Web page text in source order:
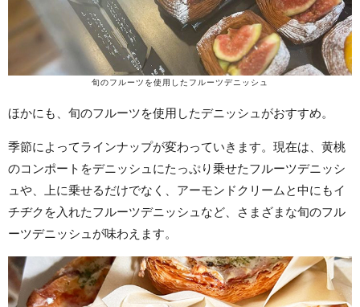
旬のフルーツを使用したフルーツデニッシュ
ほかにも、旬のフルーツを使用したデニッシュがおすすめ。
季節によってラインナップが変わっていきます。現在は、黄桃
のコンポートをデニッシュにたっぷり乗せたフルーツデニッシ
ュや、上に乗せるだけでなく、アーモンドクリームと中にもイ
チヂクを入れたフルーツデニッシュなど、さまざまな旬のフル
ーツデニッシュが味わえます。